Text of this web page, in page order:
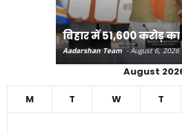
बिहार में 51,600 करोड़
Aadarshan Team - August 6, 2026
August
M T W T